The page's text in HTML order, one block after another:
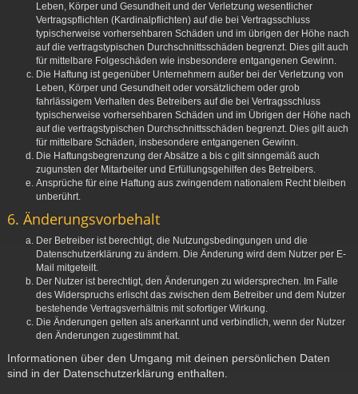
Leben, Körper und Gesundheit und der Verletzung wesentlicher
Vertragspflichten (Kardinalpflichten) auf die bei Vertragsschluss
typischerweise vorhersehbaren Schäden und im übrigen der Höhe nach
auf die vertragstypischen Durchschnittsschäden begrenzt. Dies gilt auch
für mittelbare Folgeschäden wie insbesondere entgangenen Gewinn.
Die Haftung ist gegenüber Unternehmern außer bei der Verletzung von
Leben, Körper und Gesundheit oder vorsätzlichem oder grob
fahrlässigem Verhalten des Betreibers auf die bei Vertragsschluss
typischerweise vorhersehbaren Schäden und im Übrigen der Höhe nach
auf die vertragstypischen Durchschnittsschäden begrenzt. Dies gilt auch
für mittelbare Schäden, insbesondere entgangenen Gewinn.
Die Haftungsbegrenzung der Absätze a bis c gilt sinngemäß auch
zugunsten der Mitarbeiter und Erfüllungsgehilfen des Betreibers.
Ansprüche für eine Haftung aus zwingendem nationalem Recht bleiben
unberührt.
6. Änderungsvorbehalt
Der Betreiber ist berechtigt, die Nutzungsbedingungen und die
Datenschutzerklärung zu ändern. Die Änderung wird dem Nutzer per E-
Mail mitgeteilt.
Der Nutzer ist berechtigt, den Änderungen zu widersprechen. Im Falle
des Widerspruchs erlischt das zwischen dem Betreiber und dem Nutzer
bestehende Vertragsverhältnis mit sofortiger Wirkung.
Die Änderungen gelten als anerkannt und verbindlich, wenn der Nutzer
den Änderungen zugestimmt hat.
Informationen über den Umgang mit deinen persönlichen Daten
sind in der Datenschutzerklärung enthalten.